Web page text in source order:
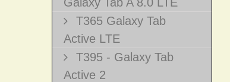
T365 Galaxy Tab
Active LTE
T395 - Galaxy Tab
Active 2